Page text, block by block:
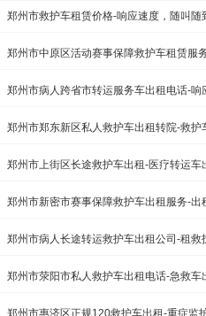
郑州市救护车租赁价格-响应速度，随叫随
郑州市中原区活动赛事保障救护车租赁服
郑州市病人跨省市转运服务车出租电话-响
郑州市郑东新区私人救护车出租转院-救
郑州市上街区长途救护车出租-医疗转运车
郑州市新密市赛事保障救护车出租服务-
郑州市病人长途转运救护车出租公司-租救
郑州市荥阳市私人救护车出租电话-急救车